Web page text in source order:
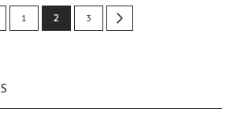
Page
PreviousPage
1
You're
2 Page
3